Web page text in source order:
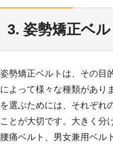
3. 姿勢矯正ベ
姿勢矯正ベルトは、その目
によって様々な種類があり
を選ぶためには、それぞれ
ことが大切です。大きく分
腰痛ベルト、男女兼用ベル